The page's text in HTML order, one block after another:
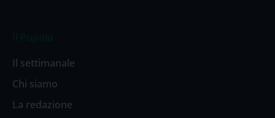
Il settimanale
Chi siamo
La redazione